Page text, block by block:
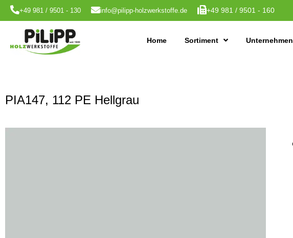
+49 981 / 9501 - 130 info@pilipp-holzwerkstoffe.de +49 981 / 9501 - 160
Home Sortiment Unternehmen
PIA147, 112 PE Hellgrau